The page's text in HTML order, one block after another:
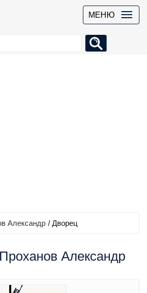
МЕНЮ
Александр / Дворец
Александр